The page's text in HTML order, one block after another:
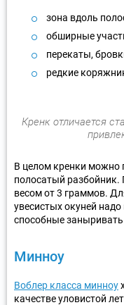
зона вдоль
обширные
перекаты,
редкие
Кренк отличается
В целом кренки можно
полосатый разбойник.
весом от 3 граммов.
увесистых окуней
способные
Минноу
Воблер класса минноу
качестве уловистой